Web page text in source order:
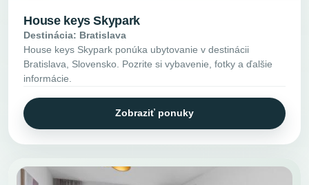
House keys Skypark
Destinácia: Bratislava
House keys Skypark ponúka ubytovanie v destinácii
Bratislava, Slovensko. Pozrite si vybavenie, fotky a ďalšie
informácie.
Zobraziť ponuky